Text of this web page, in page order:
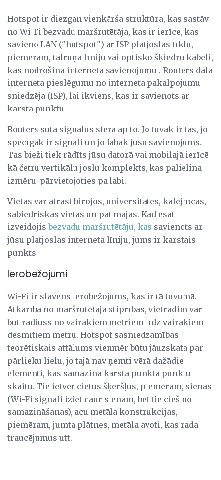
Hotspot ir diezgan vienkārša struktūra, kas sastāv
no Wi-Fi bezvadu maršrutētāja, kas ir ierīce, kas
savieno LAN ("hotspot") ar ISP platjoslas tīklu,
piemēram, tālruņa līniju vai optisko šķiedru kabeli,
kas nodrošina interneta savienojumu . Routers dala
interneta pieslēgumu no interneta pakalpojumu
sniedzēja (ISP), lai ikviens, kas ir savienots ar
karsta punktu.
Routers sūta signālus sfērā ap to. Jo tuvāk ir tas, jo
spēcīgāk ir signāli un jo labāk jūsu savienojums.
Tas bieži tiek rādīts jūsu datorā vai mobilajā ierīcē
kā četru vertikālu joslu komplekts, kas palielina
izmēru, pārvietojoties pa labi.
Vietas var atrast birojos, universitātēs, kafejnīcās,
sabiedriskās vietās un pat mājās. Kad esat
izveidojisbezvadu maršrutētāju, kas savienots ar
jūsu platjoslas interneta līniju, jums ir karstais
punkts.
Ierobežojumi
Wi-Fi ir slavens ierobežojums, kas ir tā tuvumā.
Atkarībā no maršrutētāja stiprības, vietrādim var
būt rādiuss no vairākiem metriem līdz vairākiem
desmitiem metru. Hotspot sasniedzamības
teorētiskais attālums vienmēr būtu jāuzskata par
pārlieku lielu, jo tajā nav ņemti vērā dažādie
elementi, kas samazina karsta punkta punktu
skaitu. Tie ietver cietus šķēršļus, piemēram, sienas
(Wi-Fi signāli iziet caur sienām, bet tie cieš no
samazināšanas), acu metāla konstrukcijas,
piemēram, jumta plātnes, metāla avoti, kas rada
traucējumus utt.